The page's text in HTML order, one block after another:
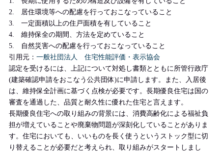
2. 居住環境等への配慮を行っておこなっていること
3. 一定面積以上の住戸面積を有していること
4. 維持保全の期間、方法を定めていること
5. 自然災害への配慮を行っておこなっていること
引用元： 一般社団法人 住宅性能評価・表示協会
認定を受けるには、上記について対処し書類とともに所管行政庁
(建築確認申請をおこなう公共団体)に申請します。また、入居後
は、維持保全計画に基づく点検が必要です。長期優良住宅は国の
審査を通過した、品質と耐久性に優れた住宅と言えます。
長期優良住宅への取り組みの背景には、消費高齢化による福祉負
担が増えていることや廃棄物問題が深刻化していることがありま
す。住宅においても、いいものを長く使うというストック型に切
り替えることが必要だと考えられ、取り組みがスタートしまし